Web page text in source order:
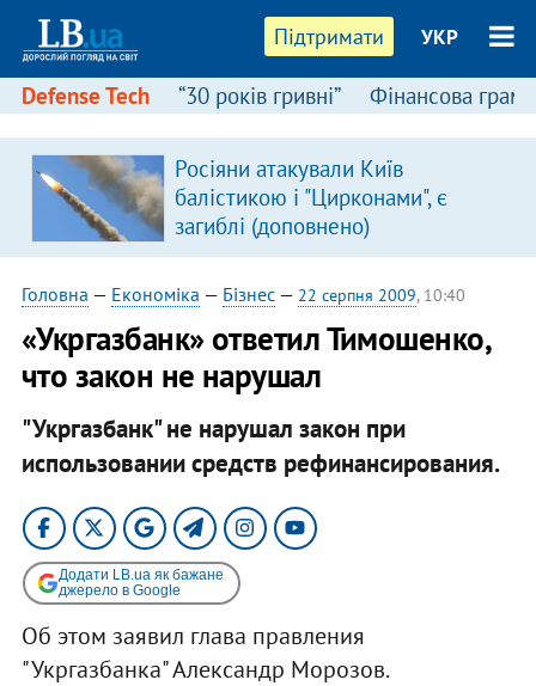
Підтримати УКР
Defense Tech “30 років гривні” Фінансова
Росіяни атакували Київ
балістикою і "Цирконами", є
загиблі (доповнено)
Головна — Економіка — Бізнес— 22 серпня 2009, 10:40
«Укргазбанк» ответил Тимошенко,
что закон не нарушал
"Укргазбанк" не нарушал закон при
использовании средств рефинансирования.
Додати LB.ua як бажане
джерело в Google
Об этом заявил глава правления
"Укргазбанка" Александр Морозов.